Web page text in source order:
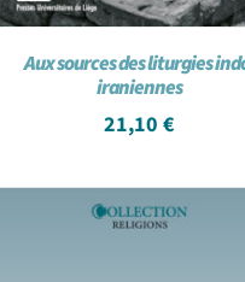
Aux sources des liturgies
iraniennes
21,10€